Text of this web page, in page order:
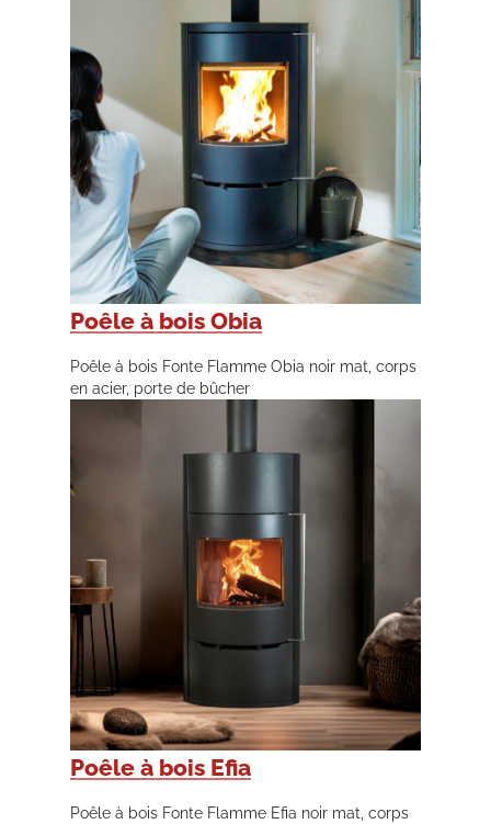
Poêle à bois Obia
Poêle à bois Fonte Flamme Obia noir mat, corps
en acier, porte de bûcher
Poêle à bois Efia
Poêle à bois Fonte Flamme Efia noir mat, corps